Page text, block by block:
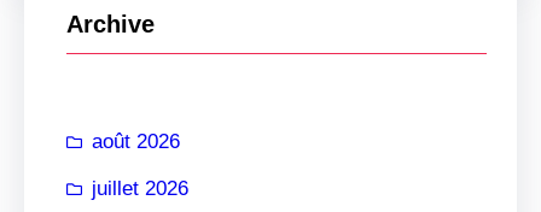
h
e
Archive
août 2026
juillet 2026